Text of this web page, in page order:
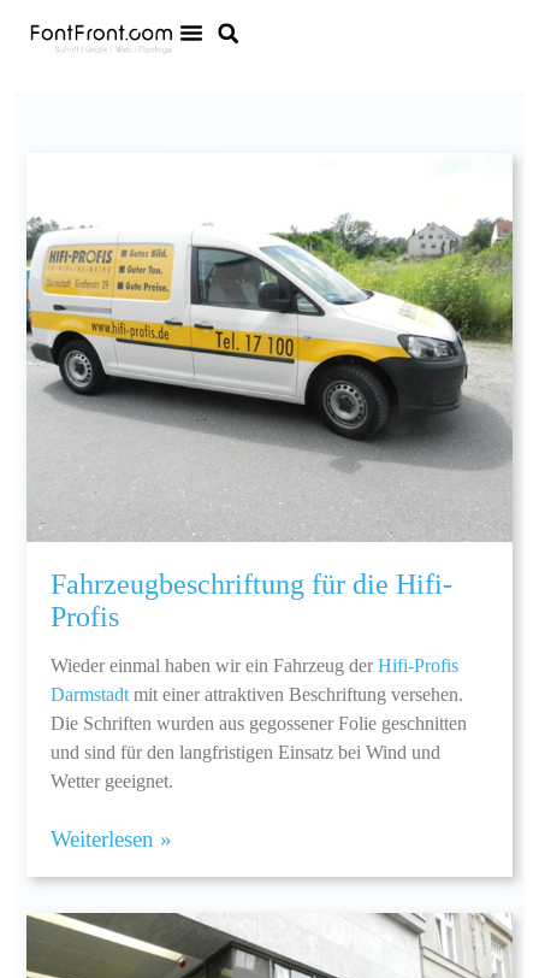
Fahrzeugbeschriftung für die Hifi-
Profis
Wieder einmal haben wir ein Fahrzeug derHifi-Profis
Darmstadt mit einer attraktiven Beschriftung versehen.
Die Schriften wurden aus gegossener Folie geschnitten
und sind für den langfristigen Einsatz bei Wind und
Wetter geeignet.
Weiterlesen »